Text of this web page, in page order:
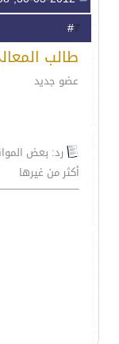
7
طالب
عضو جديد
رد: بعض
أكثر من غيرها